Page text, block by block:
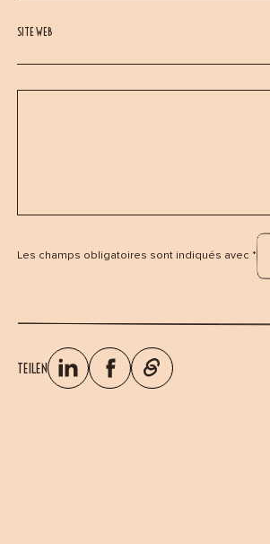
SITE WEB
Les champs obligatoires sont indiqués avec *
TEILEN